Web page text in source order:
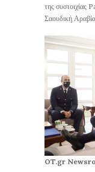
της συστοιχίας
Σαουδική
OT.gr